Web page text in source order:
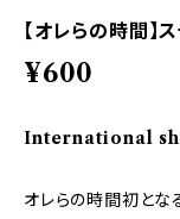
【オレらの時間
¥600
International
オレらの時間初とな